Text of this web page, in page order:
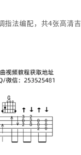
指法编配，共4张高清吉